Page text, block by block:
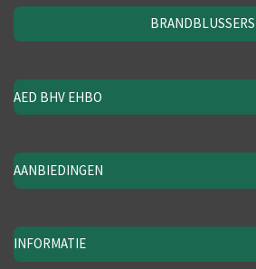
BRANDBLUSSERS
AED BHV EHBO
AANBIEDINGEN
INFORMATIE